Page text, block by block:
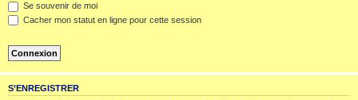
Se souvenir de moi
Cacher mon statut en ligne pour cette session
S’ENREGISTRER